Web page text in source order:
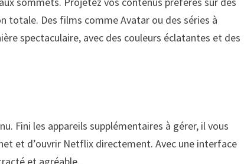
totale. Des films comme Avatar ou des séries à
spectaculaire, avec des couleurs éclatantes et des
Fini les appareils supplémentaires à gérer, il vous
et d’ouvrir Netflix directement. Avec une interface